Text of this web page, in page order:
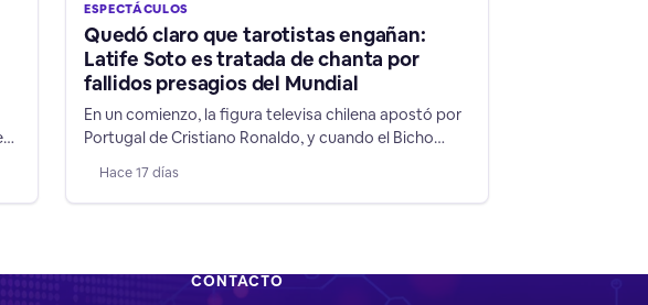
ESPECTÁCULOS
Quedó claro que tarotistas engañan:
Latife Soto es tratada de chanta por
fallidos presagios del Mundial
En un comienzo, la figura televisa chilena apostó por
Portugal de Cristiano Ronaldo, y cuando el Bicho
mostrando las mentiras de su rubro de supuestos
"videntes".
Hace 17 días
CONTACTO